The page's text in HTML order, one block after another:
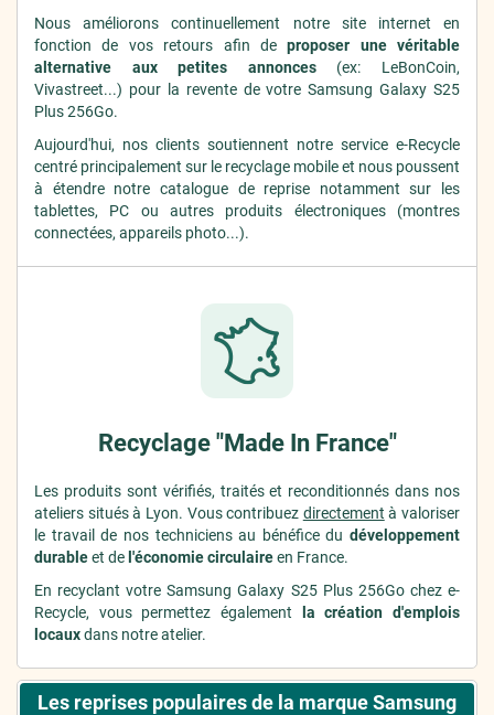
Nous améliorons continuellement notre site internet en
fonction de vos retours afin deproposer une véritable
alternative aux petites annonces(ex: LeBonCoin,
Vivastreet...) pour la revente de votre Samsung Galaxy S25
Plus 256Go.
Aujourd'hui, nos clients soutiennent notre service e-Recycle
centré principalement sur le recyclage mobile et nous poussent
à étendre notre catalogue de reprise notamment sur les
tablettes, PC ou autres produits électroniques (montres
connectées, appareils photo...).
Recyclage "Made In France"
Les produits sont vérifiés, traités et reconditionnés dans nos
ateliers situés à Lyon. Vous contribuez directement à valoriser
le travail de nos techniciens au bénéfice du développement
durableet de l'économie circulaireen France.
En recyclant votre Samsung Galaxy S25 Plus 256Go chez e-
Recycle, vous permettez également
la création d'emplois
locauxdans notre atelier.
Les reprises populaires de la marque Samsung